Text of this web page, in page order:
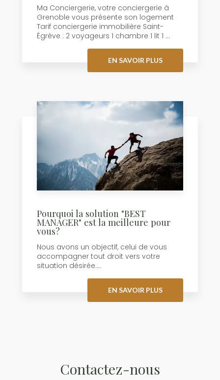
Ma Conciergerie, votre conciergerie à
Grenoble vous présente son logement
Tarif conciergerie immobilière Saint-
Égrève : 2 voyageurs 1 chambre 1 lit 1 ...
EN SAVOIR PLUS
Pourquoi la solution "BEST
MANAGER" est la meilleure pour
vous?
Nous avons un objectif, celui de vous
accompagner tout droit vers votre
situation désirée....
EN SAVOIR PLUS
Contactez-nous